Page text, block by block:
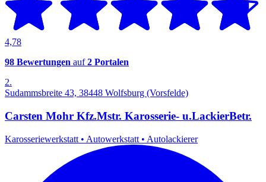
4,78
98 Bewertungen auf2 Portalen
2.
Sudammsbreite 43, 38448 Wolfsburg (Vorsfelde)
Carsten Mohr Kfz.Mstr. Karosserie- u.LackierBetr.
Karosseriewerkstatt • Autowerkstatt • Autolackierer